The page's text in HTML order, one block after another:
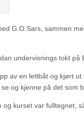
G.O.Sars, sammen
undervisnings tokt på
av en lettbåt og kjørt
og kjenne på det som
kurset var fulltegnet,